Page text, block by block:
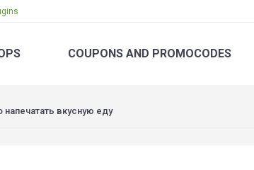
COUPONS AND PROMOCODES
вкусную еду